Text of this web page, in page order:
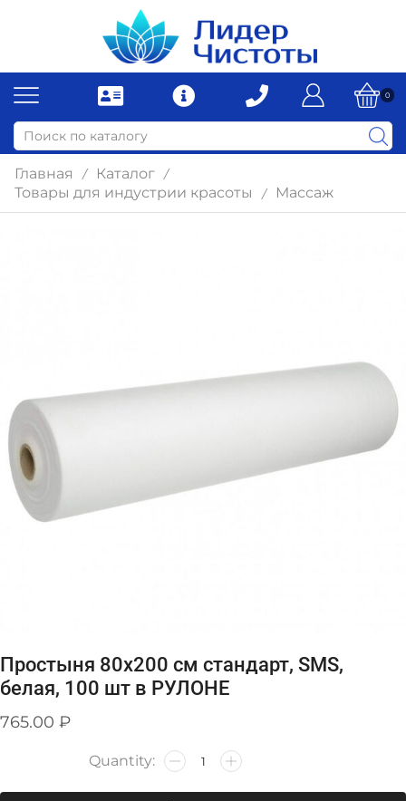
0
Главная / Каталог /
Товары для индустрии красоты / Массаж
Простыня 80х200 см стандарт, SMS,
белая, 100 шт в РУЛОНЕ
765.00 ₽